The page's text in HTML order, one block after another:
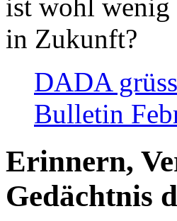
ist wohl wenig
in Zukunft?
DADA
Bulletin
Erinnern,
Gedächtnis